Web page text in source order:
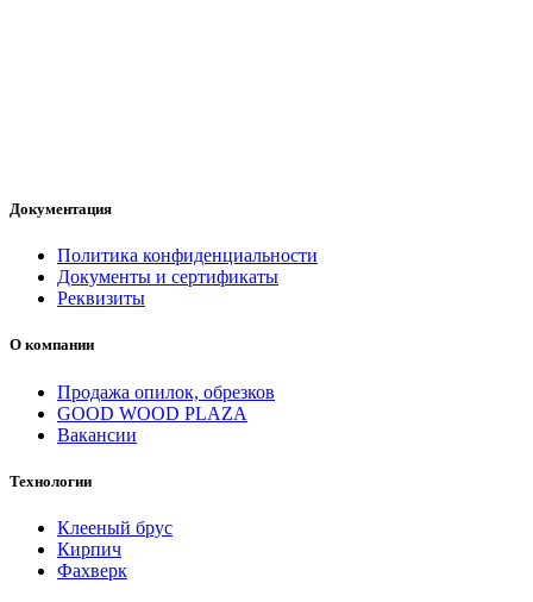
Документация
Политика конфиденциальности
Документы и сертификаты
Реквизиты
О компании
Продажа опилок, обрезков
GOOD WOOD PLAZA
Вакансии
Технологии
Клееный брус
Кирпич
Фахверк